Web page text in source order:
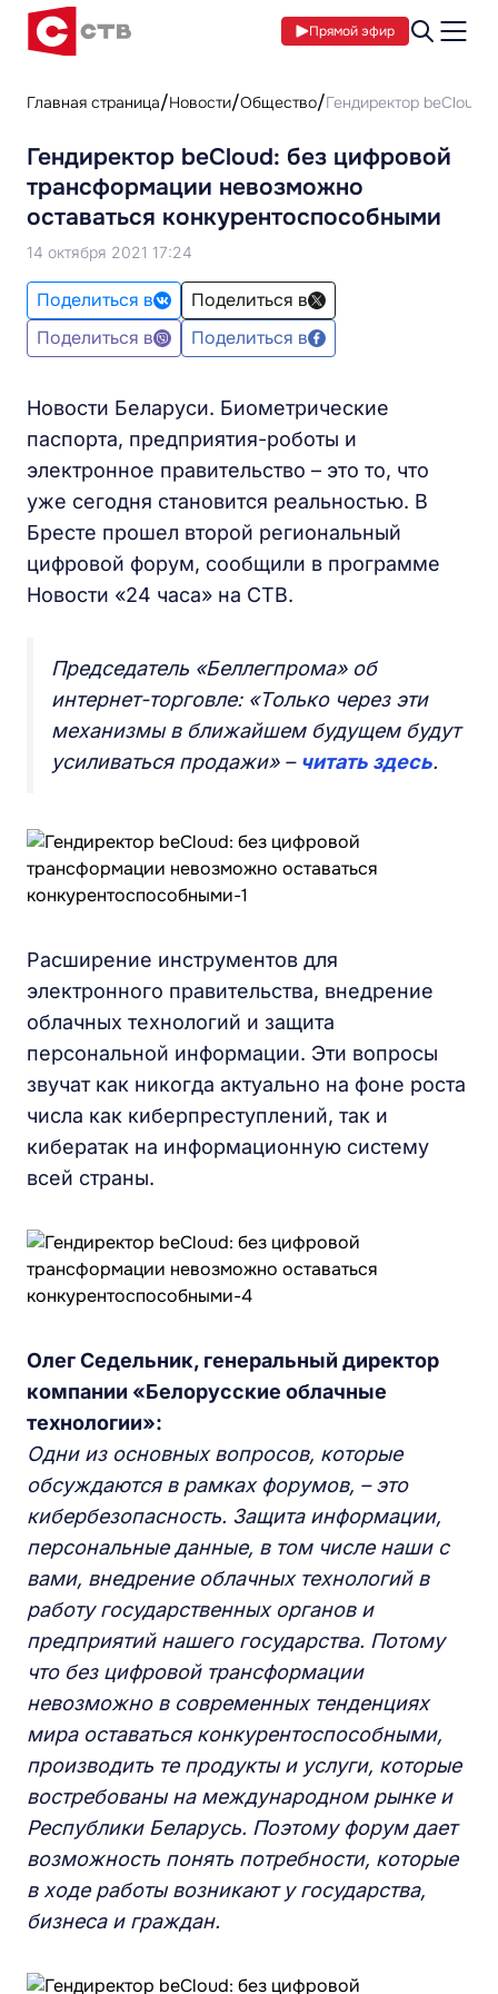
Прямой эфир
Главная страница Новости Общество Гендиректор
Гендиректор beCloud: без цифровой
трансформации невозможно
оставаться конкурентоспособными
14 октября 2021 17:24
Поделиться в
Поделиться в
Поделиться в
Поделиться в
Новости Беларуси. Биометрические
паспорта, предприятия-роботы и
электронное правительство – это то, что
уже сегодня становится реальностью. В
Бресте прошел второй региональный
цифровой форум, сообщили в программе
Новости «24 часа» на СТВ.
Председатель «Беллегпрома» об
интернет-торговле: «Только через эти
механизмы в ближайшем будущем будут
усиливаться продажи» – читать здесь.
Расширение инструментов для
электронного правительства, внедрение
облачных технологий и защита
персональной информации. Эти вопросы
звучат как никогда актуально на фоне роста
числа как киберпреступлений, так и
кибератак на информационную систему
всей страны.
Олег Седельник, генеральный директор
компании «Белорусские облачные
технологии»:
Одни из основных вопросов, которые
обсуждаются в рамках форумов, – это
кибербезопасность. Защита информации,
персональные данные, в том числе наши с
вами, внедрение облачных технологий в
работу государственных органов и
предприятий нашего государства. Потому
что без цифровой трансформации
невозможно в современных тенденциях
мира оставаться конкурентоспособными,
производить те продукты и услуги, которые
востребованы на международном рынке и
Республики Беларусь. Поэтому форум дает
возможность понять потребности, которые
в ходе работы возникают у государства,
бизнеса и граждан.